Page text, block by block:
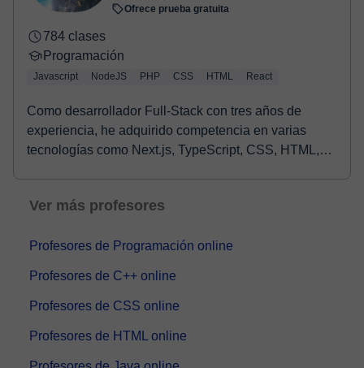
Ofrece prueba gratuita
784 clases
Programación
Javascript NodeJS PHP CSS HTML React
Como desarrollador Full-Stack con tres años de
experiencia, he adquirido competencia en varias
tecnologías como Next.js, TypeScript, CSS, HTML,
Ver más profesores
Profesores de Programación online
Profesores de C++ online
Profesores de CSS online
Profesores de HTML online